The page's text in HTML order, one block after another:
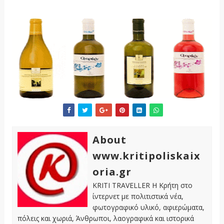
About
www.kritipoliskaix
oria.gr
KRITI TRAVELLER Η Κρήτη στο
ίντερνετ με πολιτιστικά νέα,
φωτογραφικό υλικό, αφιερώματα,
πόλεις και χωριά, Άνθρωποι, λαογραφικά και ιστορικά